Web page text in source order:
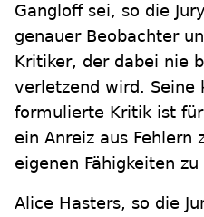
Gangloff sei, so die
genauer Beobachter
Kritiker, der dabei nie
verletzend wird. Seine
formulierte Kritik ist
ein Anreiz aus Fehlern
eigenen Fähigkeiten
Alice Hasters, so die